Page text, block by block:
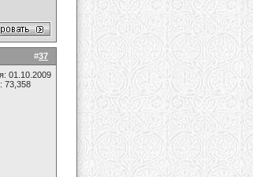
#37
01.10.2009
73,358